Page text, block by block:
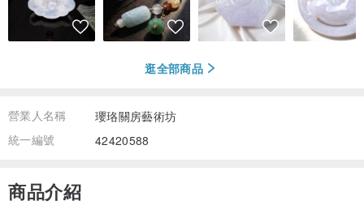
逛全部商品
營業人名稱
瓔珞關房藝術坊
統一編號
42420588
商品介紹